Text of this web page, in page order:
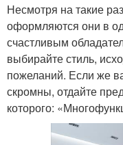
Несмотря на такие
оформляются они в
счастливым
выбирайте стиль,
пожеланий. Если же
скромны, отдайте
которого: